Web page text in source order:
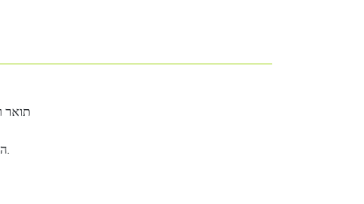
האוניברסיטה העברית (1985).